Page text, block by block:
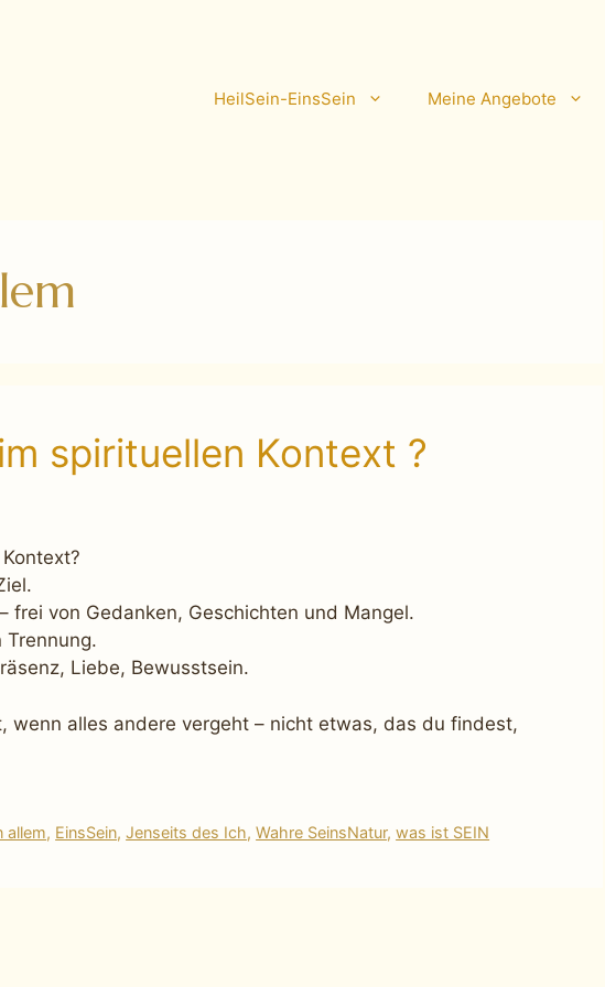
HeilSein-EinsSein Meine Angebote
spirituellen Kontext ?
frei von Gedanken, Geschichten und Mangel.
Trennung.
Liebe, Bewusstsein.
wenn alles andere vergeht – nicht etwas, das du findest,
allem, EinsSein,Jenseits des Ich,Wahre SeinsNatur,was ist SEIN